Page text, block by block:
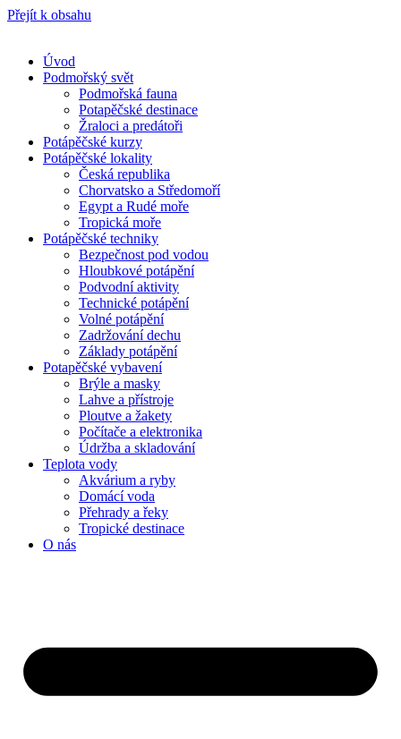
Přejít k obsahu
Úvod
Podmořský svět
Podmořská fauna
Potapěčské destinace
Žraloci a predátoři
Potápěčské kurzy
Potápěčské lokality
Česká republika
Chorvatsko a Středomoří
Egypt a Rudé moře
Tropická moře
Potápěčské techniky
Bezpečnost pod vodou
Hloubkové potápění
Podvodní aktivity
Technické potápění
Volné potápění
Zadržování dechu
Základy potápění
Potapěčské vybavení
Brýle a masky
Lahve a přístroje
Ploutve a žakety
Počítače a elektronika
Údržba a skladování
Teplota vody
Akvárium a ryby
Domácí voda
Přehrady a řeky
Tropické destinace
O nás